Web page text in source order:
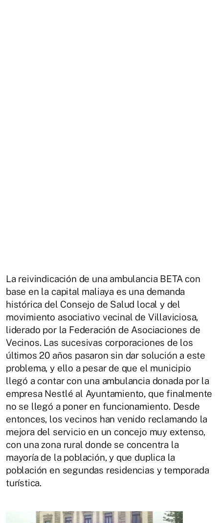
La reivindicación de una ambulancia BETA con
base en la capital maliaya es una demanda
histórica del Consejo de Salud local y del
movimiento asociativo vecinal de Villaviciosa,
liderado por la Federación de Asociaciones de
Vecinos. Las sucesivas corporaciones de los
últimos 20 años pasaron sin dar solución a este
problema, y ello a pesar de que el municipio
llegó a contar con una ambulancia donada por la
empresa Nestlé al Ayuntamiento, que finalmente
no se llegó a poner en funcionamiento. Desde
entonces, los vecinos han venido reclamando la
mejora del servicio en un concejo muy extenso,
con una zona rural donde se concentra la
mayoría de la población, y que duplica la
población en segundas residencias y temporada
turística.